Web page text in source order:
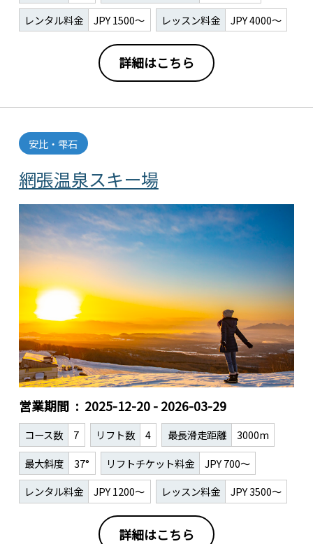
レンタル料金
JPY 1500～ レッスン料金 JPY 4000～
詳細はこちら
網張温泉スキー場
安比・雫石
営業期間 2025-12-20 - 2026-03-29
コース数 7 リフト数 4 最長滑走距離
3000m
最大斜度
37° リフトチケット料金
JPY 700～
レンタル料金
JPY 1200～ レッスン料金 JPY 3500～
詳細はこちら